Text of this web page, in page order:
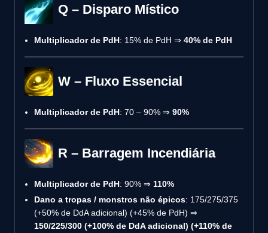
Q – Disparo Místico
Multiplicador de PdH: 15% de PdH ⇒ 40% de PdH
W – Fluxo Essencial
Multiplicador de PdH: 70 – 90% ⇒ 90%
R – Barragem Incendiária
Multiplicador de PdH: 90% ⇒ 110%
Dano a tropas / monstros não épicos: 175/275/375
(+50% de DdA adicional) (+45% de PdH) ⇒
150/225/300 (+100% de DdA adicional) (+110% de